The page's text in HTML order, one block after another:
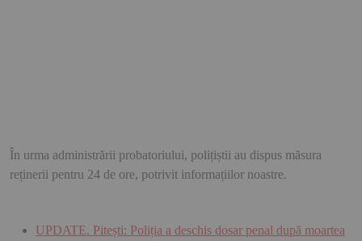
În urma administrării probatoriului, polițiștii au dispus măsura
reținerii pentru 24 de ore, potrivit informațiilor noastre.
UPDATE. Pitești: Poliția a deschis dosar penal după moartea